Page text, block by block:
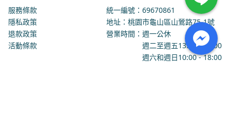
服務條款
隱私政策
退款政策
活動條款
統一編號：69670861
地址：桃園市龜山區山鶯路75-1號
營業時間：週一公休
週二至週五13:00 - 18:00
週六和週日10:00 - 18:00